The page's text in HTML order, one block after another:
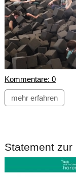
Kommentare: 0
mehr erfahren
Statement